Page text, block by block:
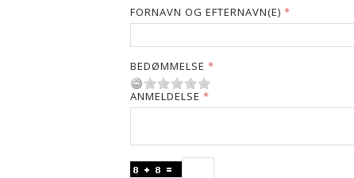
FORNAVN OG EFTERNAVN(E)
BEDØMMELSE
ANMELDELSE